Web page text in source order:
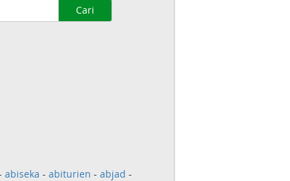
Cari
abiseka - abiturien - abjad -